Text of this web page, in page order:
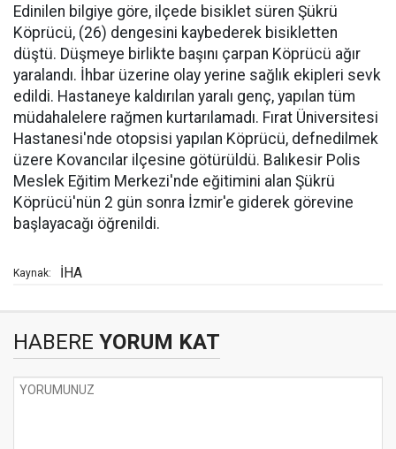
Edinilen bilgiye göre, ilçede bisiklet süren Şükrü
Köprücü, (26) dengesini kaybederek bisikletten
düştü. Düşmeye birlikte başını çarpan Köprücü ağır
yaralandı. İhbar üzerine olay yerine sağlık ekipleri sevk
edildi. Hastaneye kaldırılan yaralı genç, yapılan tüm
müdahalelere rağmen kurtarılamadı. Fırat Üniversitesi
Hastanesi'nde otopsisi yapılan Köprücü, defnedilmek
üzere Kovancılar ilçesine götürüldü. Balıkesir Polis
Meslek Eğitim Merkezi'nde eğitimini alan Şükrü
Köprücü'nün 2 gün sonra İzmir'e giderek görevine
başlayacağı öğrenildi.
Kaynak: İHA
HABERE YORUM KAT